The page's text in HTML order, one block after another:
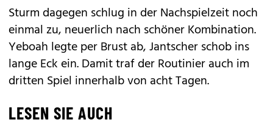
Sturm dagegen schlug in der Nachspielzeit noch
einmal zu, neuerlich nach schöner Kombination.
Yeboah legte per Brust ab, Jantscher schob ins
lange Eck ein. Damit traf der Routinier auch im
dritten Spiel innerhalb von acht Tagen.
LESEN SIE AUCH